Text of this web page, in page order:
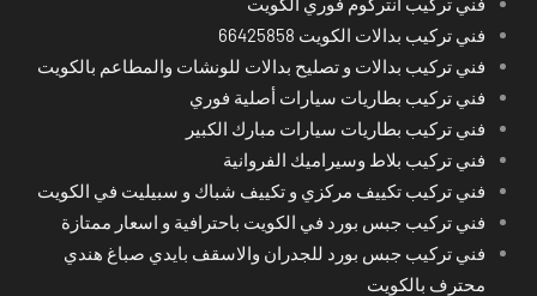
فني تركيب بدالات الكويت 66425858
فني تركيب بدالات و تصليح بدالات للونشات والمطاعم بالكويت
فني تركيب بطاريات سيارات أصلية فوري
فني تركيب بطاريات سيارات مبارك الكبير
فني تركيب بلاط وسيراميك الفروانية
فني تركيب تكييف مركزي و تكييف شباك و سبيليت في الكويت
فني تركيب جبس بورد في الكويت باحترافية و اسعار ممتازة
فني تركيب جبس بورد للجدران والاسقف بايدي صباغ هندي
محترف بالكويت